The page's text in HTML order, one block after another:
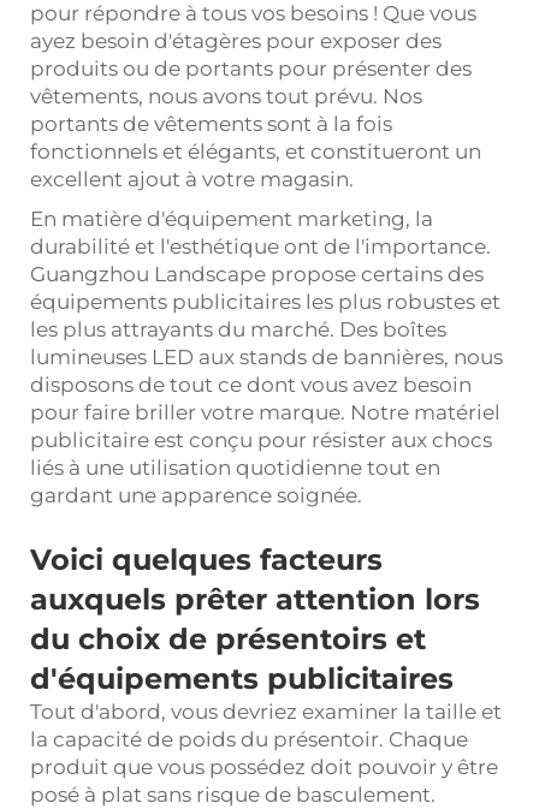
pour répondre à tous vos besoins ! Que vous
ayez besoin d'étagères pour exposer des
produits ou de portants pour présenter des
vêtements, nous avons tout prévu. Nos
portants de vêtements sont à la fois
fonctionnels et élégants, et constitueront un
excellent ajout à votre magasin.
En matière d'équipement marketing, la
durabilité et l'esthétique ont de l'importance.
Guangzhou Landscape propose certains des
équipements publicitaires les plus robustes et
les plus attrayants du marché. Des boîtes
lumineuses LED aux stands de bannières, nous
disposons de tout ce dont vous avez besoin
pour faire briller votre marque. Notre matériel
publicitaire est conçu pour résister aux chocs
liés à une utilisation quotidienne tout en
gardant une apparence soignée.
Voici quelques facteurs
auxquels prêter attention lors
du choix de présentoirs et
d'équipements publicitaires
Tout d'abord, vous devriez examiner la taille et
la capacité de poids du présentoir. Chaque
produit que vous possédez doit pouvoir y être
posé à plat sans risque de basculement.